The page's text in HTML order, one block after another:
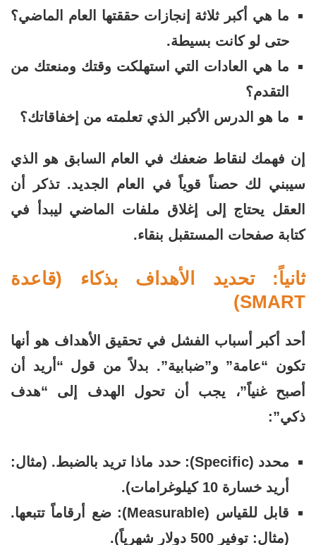
ما هي أكبر ثلاثة إنجازات حققتها العام الماضي؟
حتى لو كانت بسيطة.
ما هي العادات التي استهلكت وقتك ومنعتك من
التقدم؟
ما هو الدرس الأكبر الذي تعلمته من إخفاقاتك؟
إن فهمك لنقاط ضعفك في العام السابق هو الذي
سيبني لك حصناً قوياً في العام الجديد. تذكر أن
العقل يحتاج إلى إغلاق ملفات الماضي ليبدأ في
كتابة صفحات المستقبل بنقاء.
ثانياً: تحديد الأهداف بذكاء (قاعدة
SMART)
أحد أكبر أسباب الفشل في تحقيق الأهداف هو أنها
تكون “عامة” و”ضبابية”. بدلاً من قول “أريد أن
أصبح غنياً”، يجب أن تحول الهدف إلى “هدف
ذكي”:
محدد (Specific): حدد ماذا تريد بالضبط. (مثال:
أريد خسارة 10 كيلوغرامات).
قابل للقياس (Measurable): ضع أرقاماً تتبعها.
(مثال: توفير 500 دولار شهرياً).